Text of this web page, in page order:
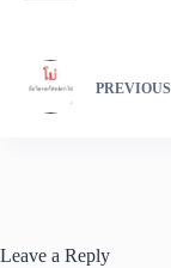
PREVIOUS
Leave a Reply